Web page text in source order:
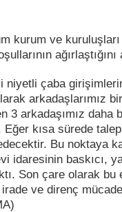
kurum ve kuruluşları
ağırlaştığını
niyetli çaba
arkadaşlarımız
3 arkadaşımız daha
Eğer kısa sürede
Bu noktaya
idaresinin baskıcı,
Son çare olarak bu
ve direnç